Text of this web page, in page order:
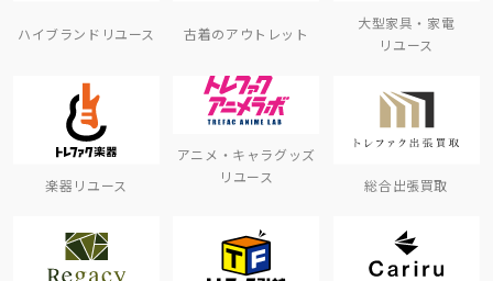
ハイブランドリユース 古着のアウトレット
大型家具・家電
リユース
楽器リユース
アニメ・キャラグッズ
リユース
総合出張買取